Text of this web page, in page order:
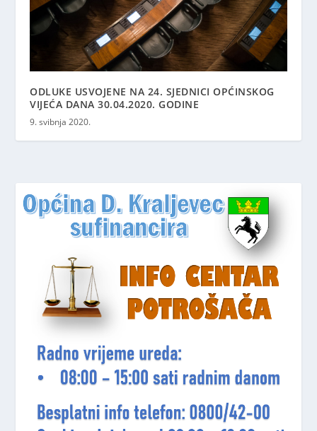
ODLUKE USVOJENE NA 24. SJEDNICI OPĆINSKOG
VIJEĆA DANA 30.04.2020. GODINE
9. svibnja 2020.